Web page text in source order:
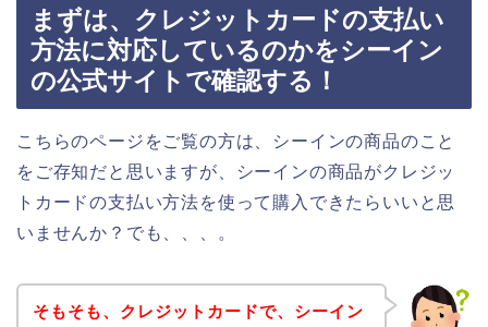
まずは、クレジットカードの支払い
方法に対応しているのかをシーイン
の公式サイトで確認する！
こちらのページをご覧の方は、シーインの商品のこと
をご存知だと思いますが、シーインの商品がクレジッ
トカードの支払い方法を使って購入できたらいいと思
いませんか？でも、、、。
そもそも、クレジットカードで、シーイン